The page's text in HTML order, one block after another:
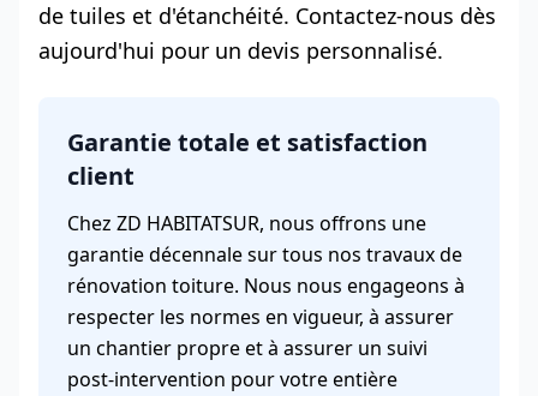
de tuiles et d'étanchéité. Contactez-nous dès
aujourd'hui pour un devis personnalisé.
Garantie totale et satisfaction
client
Chez ZD HABITATSUR, nous offrons une
garantie décennale sur tous nos travaux de
rénovation toiture. Nous nous engageons à
respecter les normes en vigueur, à assurer
un chantier propre et à assurer un suivi
post-intervention pour votre entière